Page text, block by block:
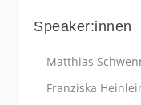
Speaker:innen
Matthias
Franziska